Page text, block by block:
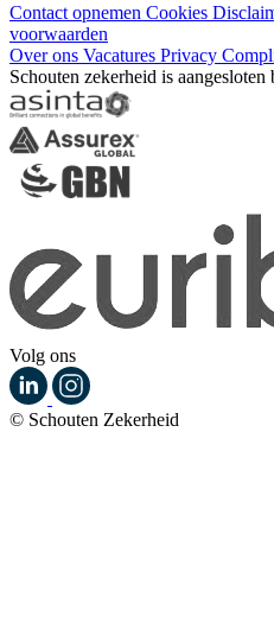
Contact opnemen Cookies
voorwaarden
Over ons Vacatures Privacy
Schouten zekerheid is aangesloten
Volg ons
© Schouten Zekerheid